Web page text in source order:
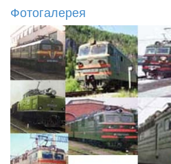
Фотогалерея